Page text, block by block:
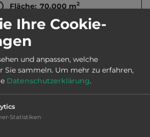
Fläche: 70.000 m2
0039 3481 7485 03
Ihre Cookie-
und anpassen, welche
Sie sammeln. Um mehr zu erfahren,
Datenschutzerklärung.
Statistiken